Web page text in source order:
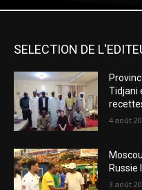
SELECTION DE
Tidjani
4 août
3 août